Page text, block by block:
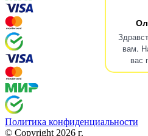
вам.
вас
Политика конфиденциальности
© Copyright 2026 г.